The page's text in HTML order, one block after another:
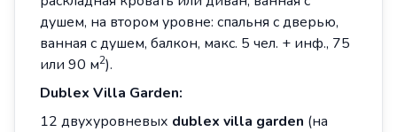
душем, на втором уровне: спальня с дверью,
ванная с душем, балкон, макс. 5 чел. + инф., 75
или 90 м2).
Dublex Villa Garden:
12 двухуровневых dublex villa garden (на